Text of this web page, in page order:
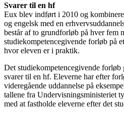
Svarer til en hf
Eux blev indført i 2010 og
og engelsk med en
består af to grundforløb på hver fem
studiekompetencegivende forløb på
hvor eleven er i praktik.
Det studiekompetencegivende forløb
svarer til en hf. Eleverne har efter
videregående uddannelse på
tallene fra Undervisningsministeriet
med at fastholde eleverne efter det